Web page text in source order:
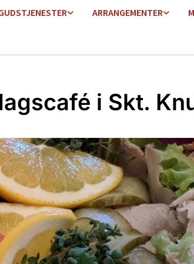
ARRANGEMENTER
i Skt.